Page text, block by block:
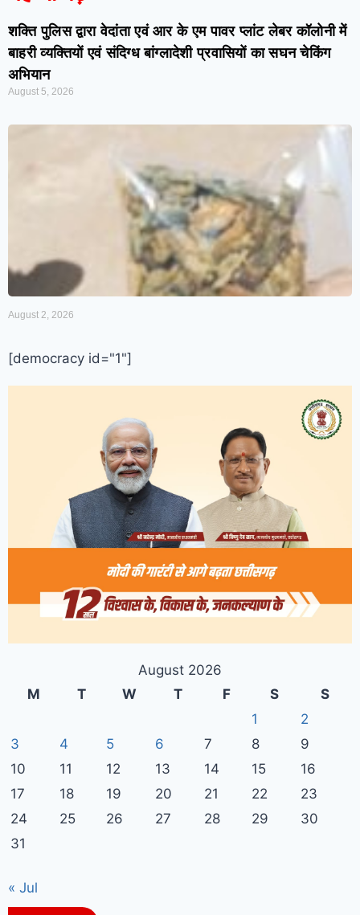
शक्ति पुलिस द्वारा वेदांता एवं आर के एम पावर प्लांट लेबर कॉलोनी में
बाहरी व्यक्तियों एवं संदिग्ध बांग्लादेशी प्रवासियों का सघन चेकिंग
अभियान
August 5, 2026
August 2, 2026
[democracy id="1"]
August 2026
M
T W T F S
S
1
2
3
4 5 6 7 8
9
10
11 12 13 14 15
16
17
18 19 20 21 22
23
24
25 26 27 28 29
30
31
« Jul